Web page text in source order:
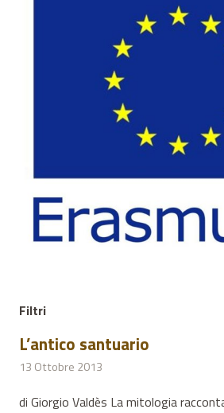
Filtri
L’antico santuario
13 Ottobre 2013
di Giorgio Valdès La mitologia